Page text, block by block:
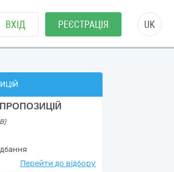
ВХІД РЕЄСТРАЦІЯ UK
Перейти до відбору